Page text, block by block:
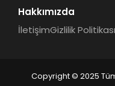
Hakkımızda
İletişimGizlilik Politikası
Copyright © 2025 Tüm